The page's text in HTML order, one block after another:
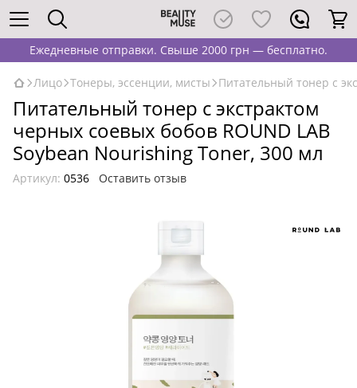
Ежедневные отправки. Свыше 2000 грн — бесплатно.
Лицо Тонеры, эссенции, мисты Питательный тонер с
Питательный тонер с экстрактом
черных соевых бобов ROUND LAB
Soybean Nourishing Toner, 300 мл
Артикул: 0536 Оставить отзыв